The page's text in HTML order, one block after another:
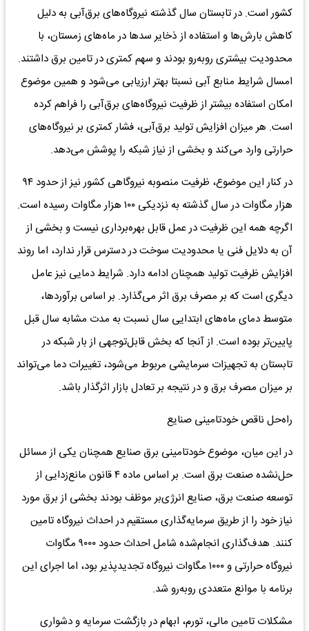
کشور است. در تابستان سال گذشته نیروگاه‌های برق‌آبی به دلیل
کاهش بارش‌ها و استفاده از ذخایر سدها در ماه‌های زمستان، با
محدودیت بیشتری روبه‌رو بودند و سهم کمتری در تامین برق داشتند.
امسال شرایط منابع آبی نسبتا بهتر ارزیابی می‌شود و همین موضوع
امکان استفاده بیشتر از ظرفیت نیروگاه‌های برق‌آبی را فراهم کرده
است. هر میزان افزایش تولید برق‌آبی، فشار کمتری بر نیروگاه‌های
حرارتی وارد می‌کند و بخشی از نیاز شبکه را پوشش می‌دهد.
در کنار این موضوع، ظرفیت منصوبه نیروگاهی کشور نیز از حدود ۹۴
هزار مگاوات در سال گذشته به نزدیکی ۱۰۰ هزار مگاوات رسیده است.
اگرچه همه این ظرفیت در عمل قابل بهره‌برداری نیست و بخشی از
آن به دلایل فنی یا محدودیت سوخت در دسترس قرار ندارد، اما روند
افزایش ظرفیت تولید همچنان ادامه دارد. شرایط دمایی نیز عامل
دیگری است که بر مصرف برق اثر می‌گذارد. بر اساس برآوردها،
متوسط دمای ماه‌های ابتدایی سال نسبت به مدت مشابه سال قبل
پایین‌تر بوده است. از آنجا که بخش قابل‌توجهی از بار شبکه در
تابستان به تجهیزات سرمایشی مربوط می‌شود، تغییرات دما می‌تواند
بر میزان مصرف برق و در نتیجه بر تعادل بازار اثرگذار باشد.
راه‌حل ناقص خودتامینی صنایع
در این میان، موضوع خودتامینی برق صنایع همچنان یکی از مسائل
حل‌نشده صنعت برق است. بر اساس ماده ۴ قانون مانع‌زدایی از
توسعه صنعت برق، صنایع انرژی‌بر موظف بودند بخشی از برق مورد
نیاز خود را از طریق سرمایه‌گذاری مستقیم در احداث نیروگاه تامین
کنند. هدف‌گذاری انجام‌شده شامل احداث حدود ۹۰۰۰ مگاوات
نیروگاه حرارتی و ۱۰۰۰ مگاوات نیروگاه تجدیدپذیر بود، اما اجرای این
برنامه با موانع متعددی روبه‌رو شد.
مشکلات تامین مالی، تورم، ابهام در بازگشت سرمایه و دشواری